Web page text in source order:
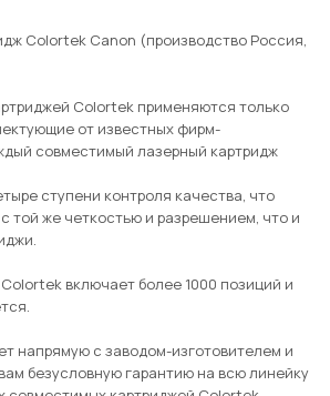
Colortek Canon (производство Россия,
Colortek применяются только
от известных фирм-
совместимый лазерный картридж
ступени контроля качества, что
той же четкостью и разрешением, что и
включает более 1000 позиций и
напрямую с заводом-изготовителем и
безусловную гарантию на всю линейку